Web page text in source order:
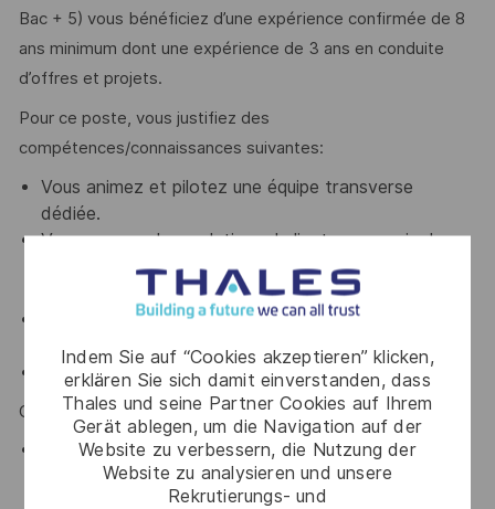
Indem Sie auf “Cookies akzeptieren” klicken,
erklären Sie sich damit einverstanden, dass
Thales und seine Partner Cookies auf Ihrem
Gerät ablegen, um die Navigation auf der
Website zu verbessern, die Nutzung der
Website zu analysieren und unsere
Rekrutierungs- und
Bac + 5) vous bénéficiez d’une expérience confirmée de 8
ans minimum dont une expérience de 3 ans en conduite
d’offres et projets.
Pour ce poste, vous justifiez des
compétences/connaissances suivantes:
Vous animez et pilotez une équipe transverse
dédiée.
Vous avez un bon relationnel client, y compris des
relations complexes et vous justifiez d’une bonne
capacité en négociation.
Vous savez mobiliser et coordonner les parties-
prenantes
Vous maitrisez l’anglais.
Compétences/connaissance souhaitables :
la connaissance des marchés militaires et
aéronautiques seraient un plus.